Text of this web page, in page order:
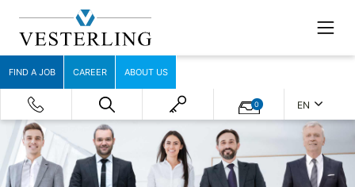
FIND A JOB CAREER ABOUT US
0 EN